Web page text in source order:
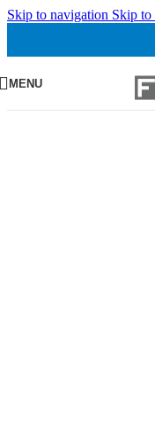
Skip to navigation Skip to
MENU